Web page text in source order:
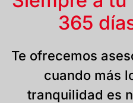
365
Te ofrecemos
cuando más
tranquilidad es